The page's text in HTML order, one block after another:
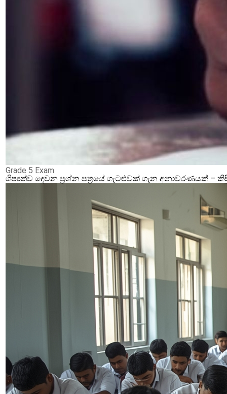
Grade 5 Exam
ශිෂ්‍යත්ව දෙවන ප්‍රශ්න පත්‍රයේ ගැටළුවක් ගැන අනාවරණයක්